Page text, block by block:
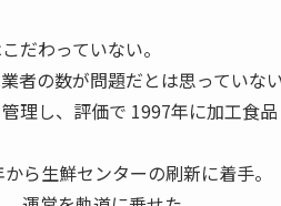
だわっていない。
者の数が問題だとは思っていない
理し、評価で 1997年に加工食
ら生鮮センターの刷新に着手。